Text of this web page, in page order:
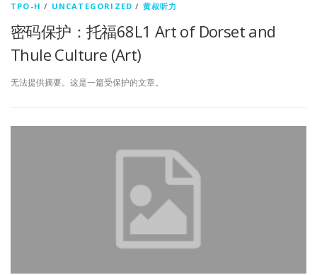
TPO-H / UNCATEGORIZED / 黄叔听力
密码保护：托福68L1 Art of Dorset and
Thule Culture (Art)
无法提供摘要。这是一篇受保护的文章。